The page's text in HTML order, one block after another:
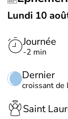
Lundi 10
Journée
-2 min
Dernier
croissant de
Saint